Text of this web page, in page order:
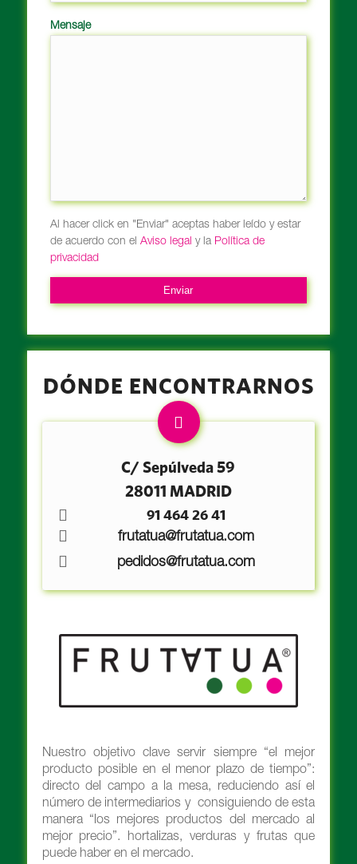
Mensaje
Al hacer click en "Enviar" aceptas haber leído y estar
de acuerdo con el Aviso legal y la Política de
privacidad
DÓNDE ENCONTRARNOS
C/ Sepúlveda 59
28011 MADRID
91 464 26 41
frutatua@frutatua.com
pedidos@frutatua.com
Nuestro objetivo clave servir siempre “el mejor
producto posible en el menor plazo de tiempo”:
directo del campo a la mesa, reduciendo así el
número de intermediarios y consiguiendo de esta
manera “los mejores productos del mercado al
mejor precio”. hortalizas, verduras y frutas que
puede haber en el mercado.